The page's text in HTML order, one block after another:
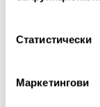
Статистически
Маркетингови